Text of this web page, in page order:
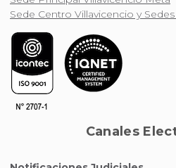
Sede Centro Villavicencio y
Canales